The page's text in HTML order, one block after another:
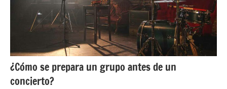
¿Cómo se prepara un grupo antes de un
concierto?